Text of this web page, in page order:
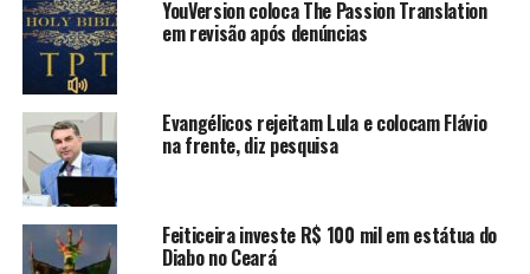
YouVersion coloca The Passion Translation
em revisão após denúncias
Evangélicos rejeitam Lula e colocam Flávio
na frente, diz pesquisa
Feiticeira investe R$ 100 mil em estátua do
Diabo no Ceará